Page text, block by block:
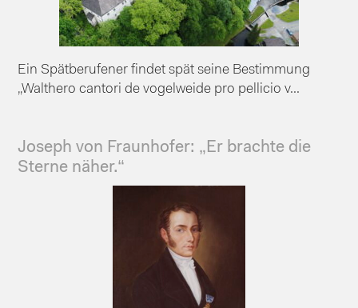
Ein Spätberufener findet spät seine Bestimmung
„Walthero cantori de vogelweide pro pellicio v...
Joseph von Fraunhofer: „Er brachte die
Sterne näher.“